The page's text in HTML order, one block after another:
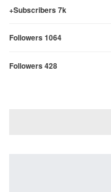
Subscribers 7k+
Followers 1064
Followers 428